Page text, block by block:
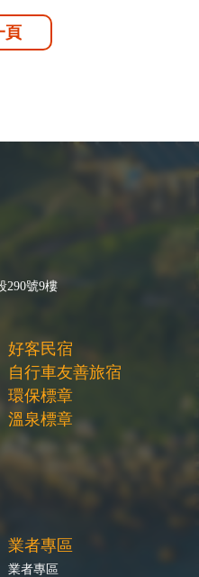
頁
290號9樓
好客民宿
自行車友善旅宿
環保標章
溫泉標章
業者專區
業者專區